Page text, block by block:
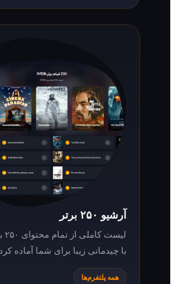
لیست کاملی از تمام محتوای ۲۵۰ برتر جهان را
با چیدمانی زیبا برای شما آماده کرده‌ایم.
همه پلتفرم‌ها